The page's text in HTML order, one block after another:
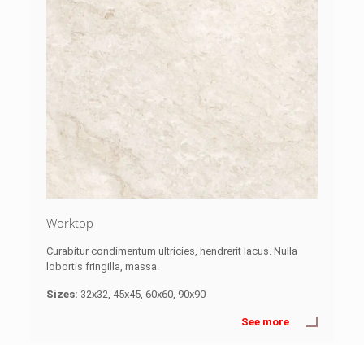
Worktop
Curabitur condimentum ultricies, hendrerit lacus. Nulla
lobortis fringilla, massa.
Sizes: 32x32, 45x45, 60x60, 90x90
See more